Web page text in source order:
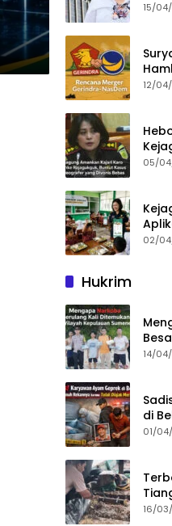
15/
12/
05/
02/
Hukrim
di
14/
di
01/
ABK
16/